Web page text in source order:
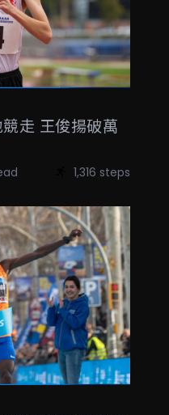
走 王俊揚破萬
1,316 steps